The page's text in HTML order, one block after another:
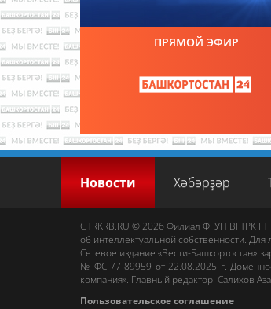
ПРЯМОЙ ЭФИР
Новости Хәбәрҙәр
GTRKRB.RU © 2026 Филиал ФГУП ВГТРК
об интеллектуальной собственности. Для
Сетевое издание «Вести-Башкортостан»
№ ФС 77-89959 от 22.08.2025 г.
компания». Главный редактор: Салихов
Пользовательское соглашение